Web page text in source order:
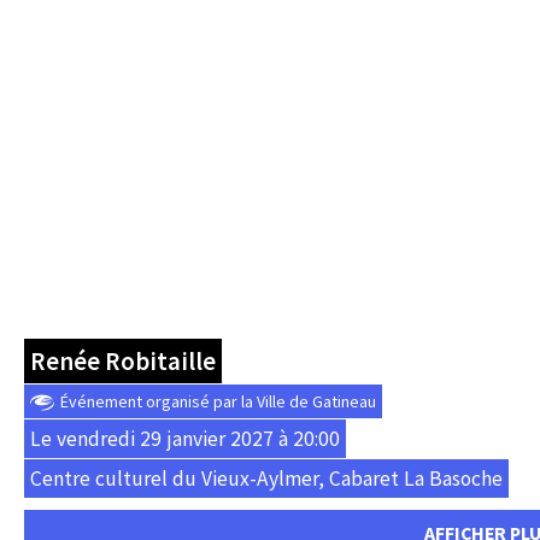
Renée Robitaille
Événement organisé par la Ville de Gatineau
Le vendredi 29 janvier 2027 à 20:00
Centre culturel du Vieux-Aylmer, Cabaret La Basoche
AFFICHER